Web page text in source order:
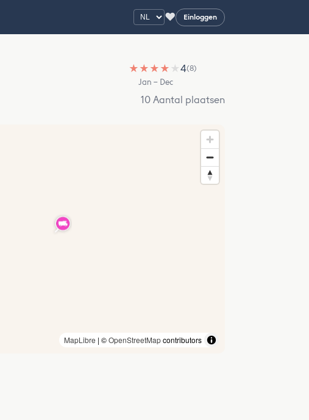
♥ Einloggen
★ ★ ★ ★ ★4(8)
Jan – Dec
10 Aantal plaatsen
MapLibre | ©OpenStreetMapcontributors